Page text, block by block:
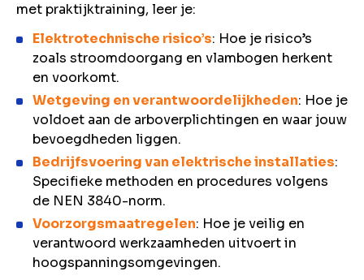
met praktijktraining, leer je:
Elektrotechnische risico’s: Hoe je risico’s
zoals stroomdoorgang en vlambogen herkent
en voorkomt.
Wetgeving en verantwoordelijkheden: Hoe je
voldoet aan de arboverplichtingen en waar jouw
bevoegdheden liggen.
Bedrijfsvoering van elektrische installaties:
Specifieke methoden en procedures volgens
de NEN 3840-norm.
Voorzorgsmaatregelen: Hoe je veilig en
verantwoord werkzaamheden uitvoert in
hoogspanningsomgevingen.